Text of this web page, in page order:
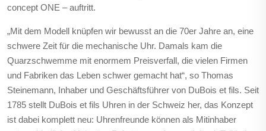
concept ONE – auftritt.
„Mit dem Modell knüpfen wir bewusst an die 70er Jahre an, eine
schwere Zeit für die mechanische Uhr. Damals kam die
Quarzschwemme mit enormem Preisverfall, die vielen Firmen
und Fabriken das Leben schwer gemacht hat“, so Thomas
Steinemann, Inhaber und Geschäftsführer von DuBois et fils. Seit
1785 stellt DuBois et fils Uhren in der Schweiz her, das Konzept
ist dabei komplett neu: Uhrenfreunde können als Mitinhaber